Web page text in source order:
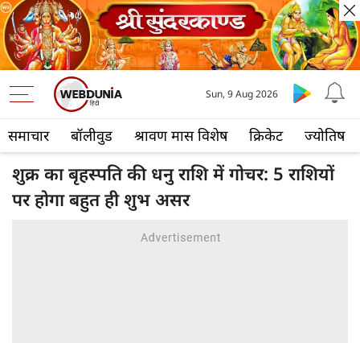
समाचार बॉलीवुड श्रावण मास विशेष क्रिकेट ज्योतिष
Sun, 9 Aug 2026
शुक्र का बृहस्पति की धनु राशि में गोचर: 5 राशियों
पर होगा बहुत ही शुभ असर